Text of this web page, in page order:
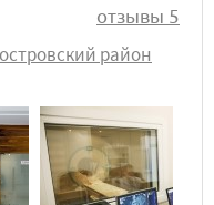
отзывы 5
район